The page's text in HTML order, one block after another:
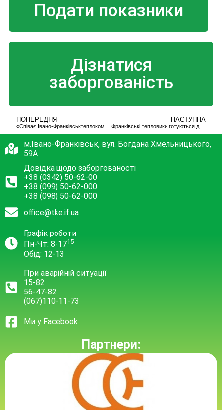
Подати показники
Дізнатися
заборгованість
ПОПЕРЕДНЯ НАСТУПНА
Франківські тепловики готуються до опалювального сезону (відеосюжет)
м.Івано-Франківськ, вул. Богдана Хмельницького,
59А
Довідка щодо заборгованості
+38 (0342) 50-62-00
+38 (099) 50-62-000
+38 (098) 50-62-000
office@tke.if.ua
Графік роботи
Пн-Чт: 8-1715
Обід: 12-13
При аварійній ситуації
15-82
56-47-82
(067)110-11-73
Ми у Facebook
Партнери: